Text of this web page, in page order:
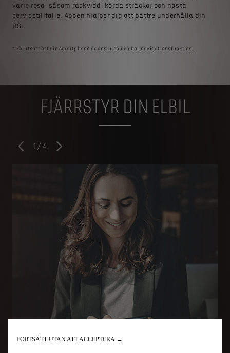
varje resa, såsom räckvidd, körda sträckor och nästa
servicetillfälle. Appen hjälper dig att bättre underhålla din
DS.
* Förutsatt att din smartphone är ansluten och har navigationsfunktion.
FJÄRRSTYR DIN ELBIL
Föregående
1 / 4 Nästa
FORTSÄTT UTAN ATT ACCEPTERA →